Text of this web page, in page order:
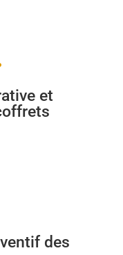
et
des